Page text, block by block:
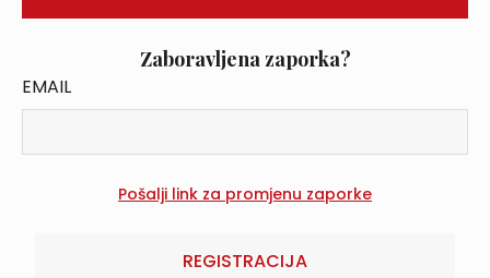
Zaboravljena zaporka?
EMAIL
REGISTRACIJA